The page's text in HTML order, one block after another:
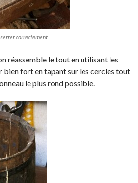
serrer correctement
réassemble le tout en utilisant les
bien fort en tapant sur les cercles tout
le plus rond possible.